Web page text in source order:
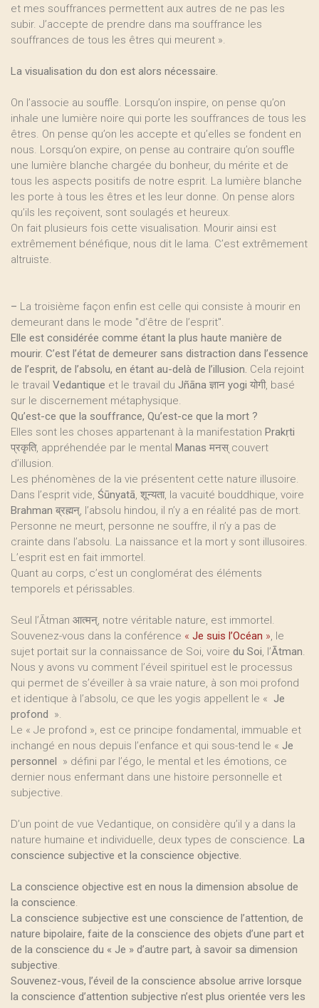
et mes souffrances permettent aux autres de ne pas les
subir. J’accepte de prendre dans ma souffrance les
souffrances de tous les êtres qui meurent ».
La visualisation du don est alors nécessaire.
On l’associe au souffle. Lorsqu’on inspire, on pense qu’on
inhale une lumière noire qui porte les souffrances de tous les
êtres. On pense qu’on les accepte et qu’elles se fondent en
nous. Lorsqu’on expire, on pense au contraire qu’on souffle
une lumière blanche chargée du bonheur, du mérite et de
tous les aspects positifs de notre esprit. La lumière blanche
les porte à tous les êtres et les leur donne. On pense alors
qu’ils les reçoivent, sont soulagés et heureux.
On fait plusieurs fois cette visualisation. Mourir ainsi est
extrêmement bénéfique, nous dit le lama. C’est extrêmement
altruiste.
– La troisième façon enfin est celle qui consiste à mourir en
demeurant dans le mode "d’être de l’esprit".
Elle est considérée comme étant la plus haute manière de
mourir. C’est l’état de demeurer sans distraction dans l’essence
de l’esprit, de l’absolu, en étant au-delà de l’illusion. Cela rejoint
le travail Vedantique et le travail du Jñāna ज्ञान yogi योगी, basé
sur le discernement métaphysique.
Qu’est-ce que la souffrance, Qu’est-ce que la mort ?
Elles sont les choses appartenant à la manifestation Prakṛti
प्रकृति, appréhendée par le mental Manas मनस् couvert
d’illusion.
Les phénomènes de la vie présentent cette nature illusoire.
Dans l’esprit vide, Śūnyatā, शून्यता, la vacuité bouddhique, voire
Brahman ब्रह्मन्, l’absolu hindou, il n’y a en réalité pas de mort.
Personne ne meurt, personne ne souffre, il n’y a pas de
crainte dans l’absolu. La naissance et la mort y sont illusoires.
L’esprit est en fait immortel.
Quant au corps, c’est un conglomérat des éléments
temporels et périssables.
Seul l’Ātman आत्मन्, notre véritable nature, est immortel.
Souvenez-vous dans la conférence « Je suis l’Océan », le
sujet portait sur la connaissance de Soi, voire du Soi, l’Ātman.
Nous y avons vu comment l’éveil spirituel est le processus
qui permet de s’éveiller à sa vraie nature, à son moi profond
et identique à l’absolu, ce que les yogis appellent le « Je
profond ».
Le « Je profond », est ce principe fondamental, immuable et
inchangé en nous depuis l’enfance et qui sous-tend le « Je
personnel » défini par l’égo, le mental et les émotions, ce
dernier nous enfermant dans une histoire personnelle et
subjective.
D’un point de vue Vedantique, on considère qu’il y a dans la
nature humaine et individuelle, deux types de conscience. La
conscience subjective et la conscience objective.
La conscience objective est en nous la dimension absolue de
la conscience.
La conscience subjective est une conscience de l’attention, de
nature bipolaire, faite de la conscience des objets d’une part et
de la conscience du « Je » d’autre part, à savoir sa dimension
subjective.
Souvenez-vous, l’éveil de la conscience absolue arrive lorsque
la conscience d’attention subjective n’est plus orientée vers les